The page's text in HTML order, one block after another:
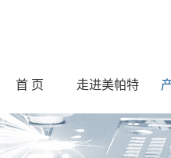
首 页 走进美帕特
公司简介 企业文化 厂
工业设备系列